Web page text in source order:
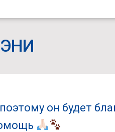
он будет